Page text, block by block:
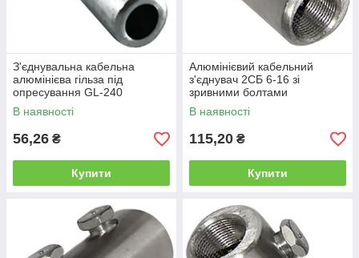
З'єднувальна кабельна
алюмінієва гільза під
опресування GL-240
В наявності
56,26 ₴
Купити
Алюмінієвий кабельний
з'єднувач 2СБ 6-16 зі
зривними болтами
В наявності
115,20 ₴
Купити